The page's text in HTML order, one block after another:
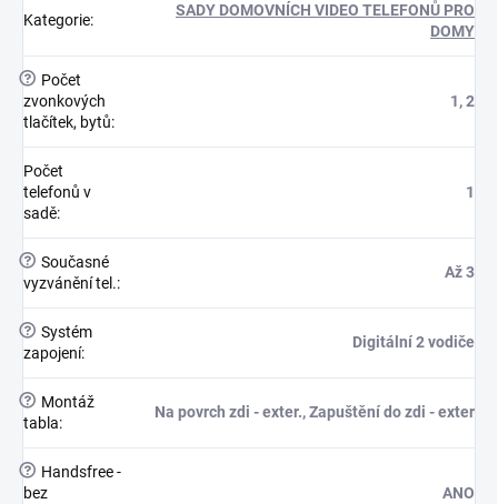
Kategorie:
SADY DOMOVNÍCH VIDEO TELEFONŮ PRO
DOMY
?
Počet
zvonkových
tlačítek, bytů:
1, 2
Počet
telefonů v
sadě:
1
? Současné
vyzvánění tel.:
Až 3
? Systém
zapojení:
Digitální 2 vodiče
?
Montáž
tabla:
Na povrch zdi - exter., Zapuštění do zdi - exter
?
Handsfree -
bez
ANO